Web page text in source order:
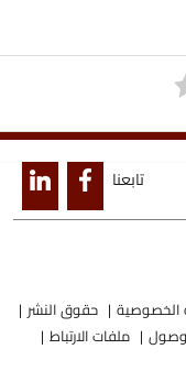
تابعنا
الخصوصية
حقوق النشر
ملفات الارتباط